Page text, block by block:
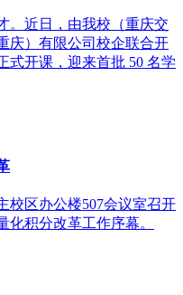
。近日，由我校（重庆交
庆）有限公司校企联合开
式开课，迎来首批 50 名学
校区办公楼507会议室召开
积分改革工作序幕。